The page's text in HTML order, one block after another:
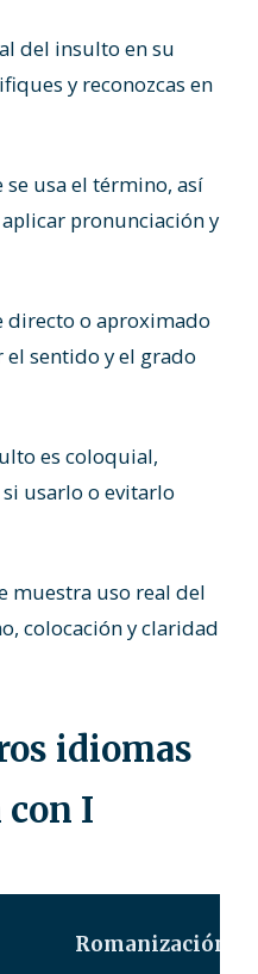
del insulto en su
y reconozcas en
usa el término, así
pronunciación y
directo o aproximado
el sentido y el grado
es coloquial,
usarlo o evitarlo
muestra uso real del
colocación y claridad
idiomas
con I
Romanización